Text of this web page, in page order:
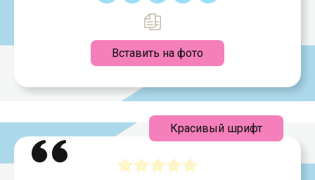
Вставить на фото
Красивый шрифт